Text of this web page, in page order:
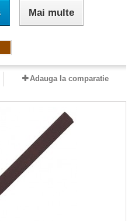
Mai multe
Adauga la comparatie